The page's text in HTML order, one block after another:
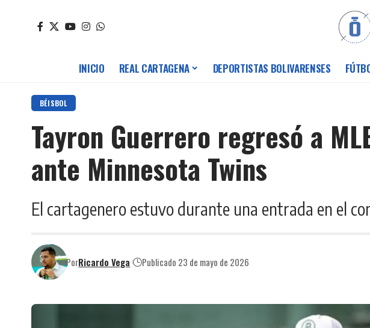
INICIO REAL CARTAGENA DEPORTISTAS BOLIVARENSES
BÉISBOL
Tayron Guerrero regresó a
ante Minnesota Twins
El cartagenero estuvo durante una entrada en el
PorRicardo Vega Publicado 23 de mayo de 2026